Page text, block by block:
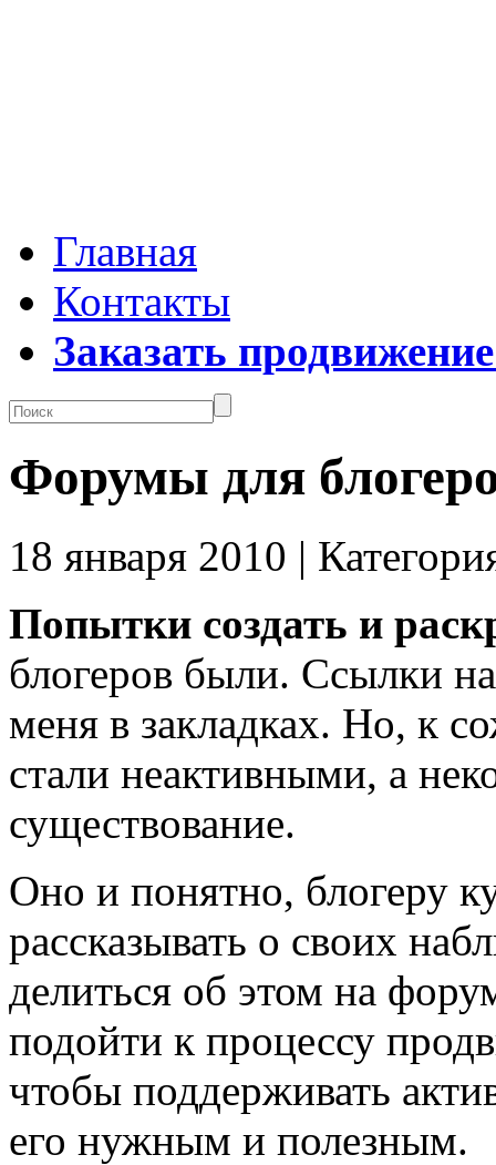
Главная
Контакты
Заказать
Форумы для
18 января 2010 |
Попытки создать и
блогеров были. Ссылки
меня в закладках. Но, к
стали неактивными, а
существование.
Оно и понятно, блогеру
рассказывать о своих
делиться об этом на
подойти к процессу
чтобы поддерживать
его нужным и полезным.